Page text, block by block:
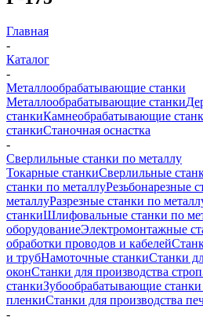
Главная
-
Каталог
-
Металлообрабатывающие станки
Металлообрабатывающие станки
станкиКамнеобрабатывающие
станкиСтаночная оснастка
-
Сверлильные станки по металлу
Токарные станкиСверлильные
станки по металлуРезьбонарезные
металлуРазрезные станки по
станкиШлифовальные станки по
оборудованиеЭлектромонтажные
обработки проводов и кабелей
и трубНамоточные станкиСтанки
оконСтанки для производства строп
станкиЗубообрабатывающие станки
пленкиСтанки для производства
-